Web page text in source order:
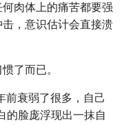
肉体上的痛苦都要强
，意识估计会直接溃
了而已。
前衰弱了很多，自己
的脸庞浮现出一抹自